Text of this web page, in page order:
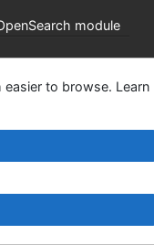
module
Královéto browse. Learn